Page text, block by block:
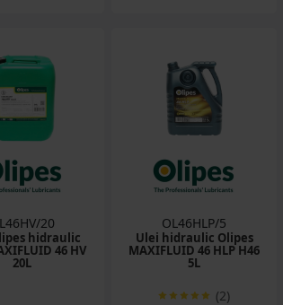
20
hidraulic
46 HV
20L
OL46HLP/5
Ulei hidraulic Olipes
MAXIFLUID 46 HLP H46
5L
(2)